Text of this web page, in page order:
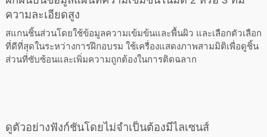
ความละเอียดสูง
สแกนชิ้นส่วนโดยใช้ข้อมูลความเข้มข้นและพื้นผิว และเลือกตัวเลือก
ที่ดีที่สุดในระหว่างการฝึกอบรม ใช้เครื่องแสดงภาพสามมิติเพื่อดูชิ้น
ส่วนที่ซับซ้อนและเพิ่มความถูกต้องในการติดฉลาก
ดูตัวอย่างฟังก์ชันโดยไม่จำเป็นต้องมีไลเซนส์